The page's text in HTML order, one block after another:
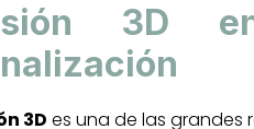
3D
3D es una de las grandes